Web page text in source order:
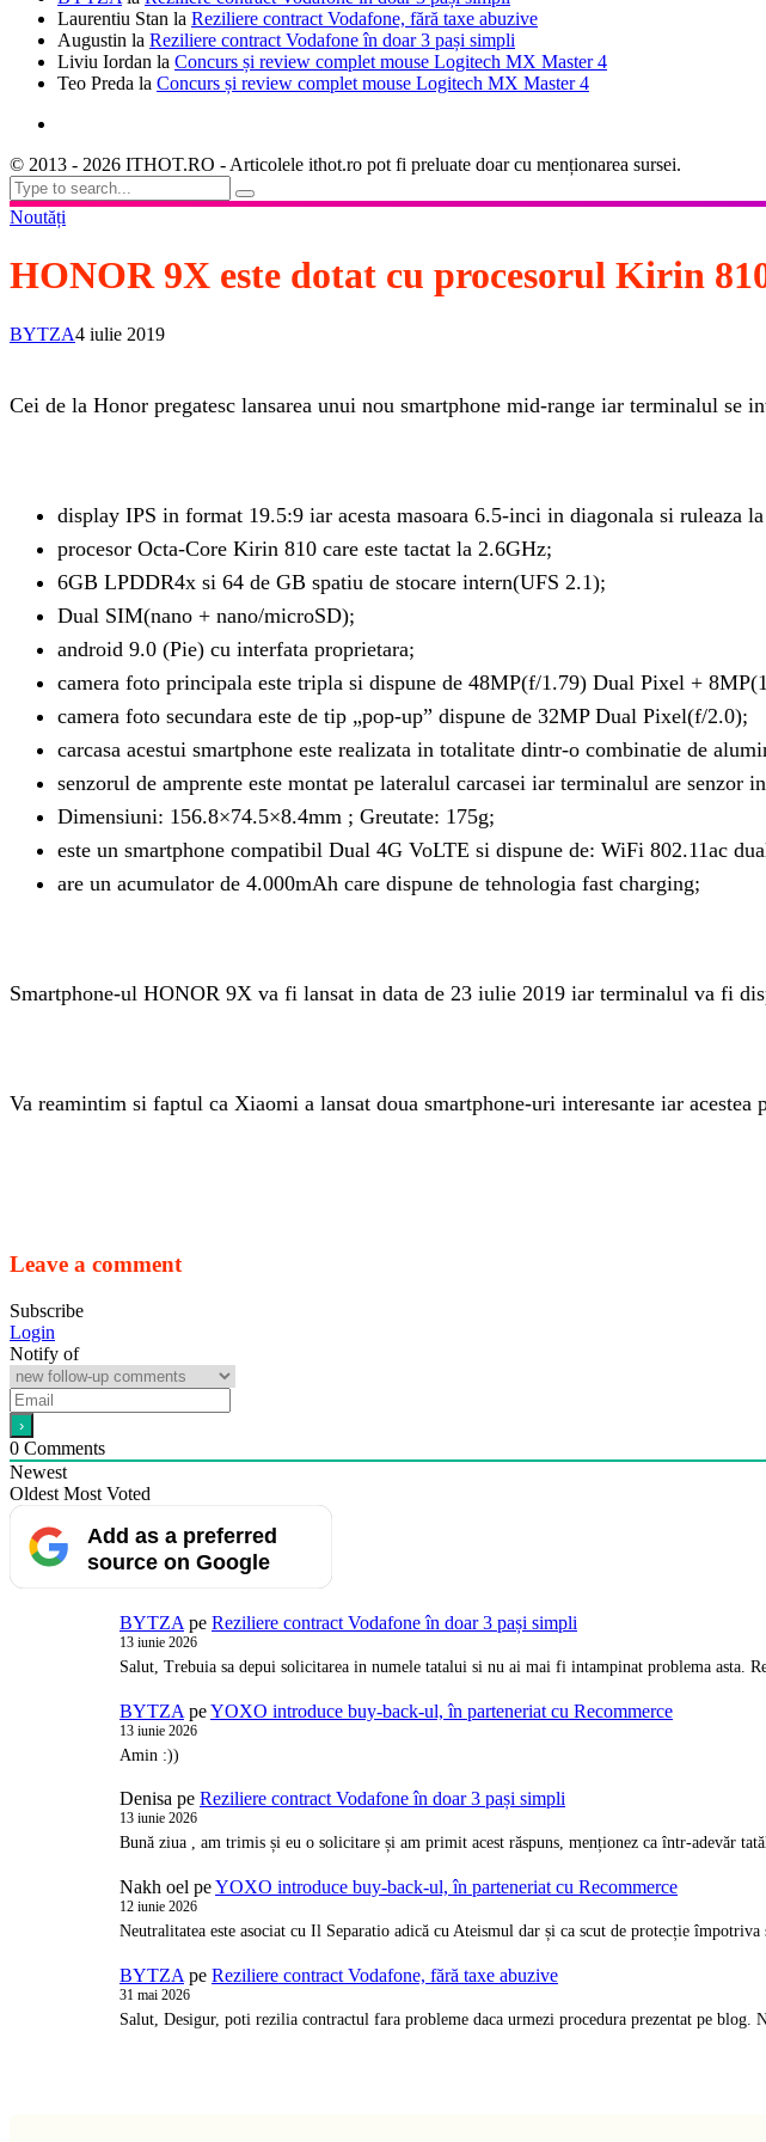
Laurentiu Stan la Reziliere contract Vodafone, fără taxe abuzive
Augustin la Reziliere contract Vodafone în doar 3 pași simpli
Liviu Iordan la Concurs și review complet mouse Logitech MX Master 4
Teo Preda la Concurs și review complet mouse Logitech MX Master 4
© 2013 - 2026 ITHOT.RO - Articolele ithot.ro pot fi preluate doar cu menționarea sursei.
Noutăți
HONOR 9X este dotat cu procesorul Kirin
BYTZA4 iulie 2019
Cei de la Honor pregatesc lansarea unui nou smartphone mid-range iar terminalul se
display IPS in format 19.5:9 iar acesta masoara 6.5-inci in diagonala si ruleaza
procesor Octa-Core Kirin 810 care este tactat la 2.6GHz;
6GB LPDDR4x si 64 de GB spatiu de stocare intern(UFS 2.1);
Dual SIM(nano + nano/microSD);
android 9.0 (Pie) cu interfata proprietara;
camera foto principala este tripla si dispune de 48MP(f/1.79) Dual Pixel +
camera foto secundara este de tip „pop-up” dispune de 32MP Dual Pixel(f/2.0);
carcasa acestui smartphone este realizata in totalitate dintr-o combinatie de
senzorul de amprente este montat pe lateralul carcasei iar terminalul are senzor
Dimensiuni: 156.8×74.5×8.4mm ; Greutate: 175g;
este un smartphone compatibil Dual 4G VoLTE si dispune de: WiFi 802.11ac
are un acumulator de 4.000mAh care dispune de tehnologia fast charging;
Smartphone-ul HONOR 9X va fi lansat in data de 23 iulie 2019 iar terminalul va fi
Va reamintim si faptul ca Xiaomi a lansat doua smartphone-uri interesante iar acestea
Leave a comment
Subscribe
Login
Notify of
0 Comments
Newest
Oldest Most Voted
Add as a preferred
source on Google
BYTZA pe Reziliere contract Vodafone în doar 3 pași simpli
13 iunie 2026
Salut, Trebuia sa depui solicitarea in numele tatalui si nu ai mai fi intampinat problema asta.
BYTZA peYOXO introduce buy-back-ul, în parteneriat cu Recommerce
13 iunie 2026
Amin :))
Denisa pe Reziliere contract Vodafone în doar 3 pași simpli
13 iunie 2026
Bună ziua , am trimis și eu o solicitare și am primit acest răspuns, menționez ca într-adevăr
Nakh oel peYOXO introduce buy-back-ul, în parteneriat cu Recommerce
12 iunie 2026
Neutralitatea este asociat cu Il Separatio adică cu Ateismul dar și ca scut de protecție
BYTZA pe Reziliere contract Vodafone, fără taxe abuzive
31 mai 2026
Salut, Desigur, poti rezilia contractul fara probleme daca urmezi procedura prezentat pe blog.